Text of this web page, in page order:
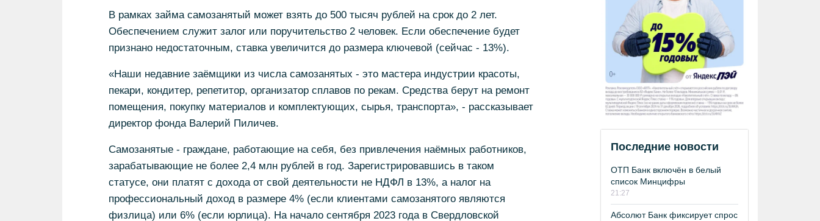
В рамках займа самозанятый может взять до 500 тысяч рублей на срок до 2 лет.
Обеспечением служит залог или поручительство 2 человек. Если обеспечение будет
признано недостаточным, ставка увеличится до размера ключевой (сейчас - 13%).
«Наши недавние заёмщики из числа самозанятых - это мастера индустрии красоты,
пекари, кондитер, репетитор, организатор сплавов по рекам. Средства берут на ремонт
помещения, покупку материалов и комплектующих, сырья, транспорта», - рассказывает
директор фонда Валерий Пиличев.
Самозанятые - граждане, работающие на себя, без привлечения наёмных работников,
зарабатывающие не более 2,4 млн рублей в год. Зарегистрировавшись в таком
статусе, они платят с дохода от свой деятельности не НДФЛ в 13%, а налог на
профессиональный доход в размере 4% (если клиентами самозанятого являются
физлица) или 6% (если юрлица). На начало сентября 2023 года в Свердловской
Последние новости
ОТП Банк включён в белый
список Минцифры
21:27
Абсолют Банк фиксирует спрос